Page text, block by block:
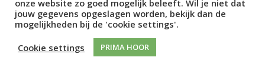
Een paar quotes:
“Dit is het Wervelwind Ensemble. Vijf
muziektheater maken voor de
allerkleinsten. In de nieuwste
onze website zo goed mogelijk beleeft. Wil je niet dat
jouw gegevens opgeslagen worden, bekijk dan de
mogelijkheden bij de 'cookie settings'.
Cookie settings
PRIMA HOOR